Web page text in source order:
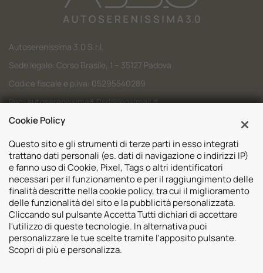
Autoserenissima 3.0 S.r.l.
Sede legale: Corso Brasile, 1 – 35127 Padova
Codice fiscale e p.iva: 05295540289
Pec:autoserenissima3.0srl@legalmail.it
Codice SDI: M5UXCR1
Sedi
Volvo Padova
Volvo Venezia
Usato Padova
Mazda Padova
Risorse
Valuta il tuo Usato
Contatti
Promozioni
Cookie Policy
Questo sito e gli strumenti di terze parti in esso integrati
trattano dati personali (es. dati di navigazione o indirizzi IP)
e fanno uso di Cookie, Pixel, Tags o altri identificatori
necessari per il funzionamento e per il raggiungimento delle
finalità descritte nella cookie policy, tra cui il miglioramento
delle funzionalità del sito e la pubblicità personalizzata.
Cliccando sul pulsante Accetta Tutti dichiari di accettare
l'utilizzo di queste tecnologie. In alternativa puoi
personalizzare le tue scelte tramite l'apposito pulsante.
Scopri di più e personalizza.